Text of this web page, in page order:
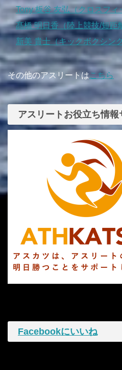
Tony 板谷 友弘（クロスフィ
髙橋 明日香（陸上競技/短距
新美 貴士（キックボクシング
その他のアスリートはこちら
アスリートお役立ち情報
Facebookにいいね